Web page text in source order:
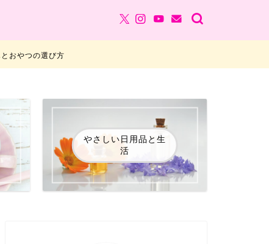
おやつの選び方
やさしい日用品と生
活